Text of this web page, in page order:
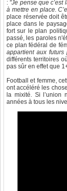
: "Je pense que c’est
à mettre en place.
place réservée doit
place dans le
fort sur le plan
passé, les paroles
ce plan fédéral de
appartient aux
différents territoires
pas sûr en effet que
Football et femme,
ont accéléré les
la mixité. Si l’union
années à tous les